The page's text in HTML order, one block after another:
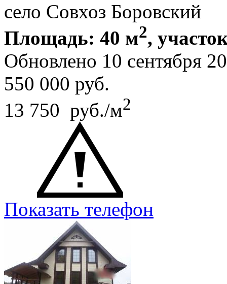
село Совхоз Боровский
Площадь: 40 м2,
Обновлено 10 сентября
550 000 руб.
13 750 руб./м2
Показать телефон